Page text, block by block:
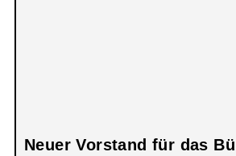
Neuer Vorstand für das